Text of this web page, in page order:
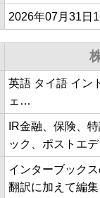
2026年07月31日
英語 タイ語 イン
ェ…
IR金融、保険、
ック、ポストエ
インターブック
翻訳に加えて編